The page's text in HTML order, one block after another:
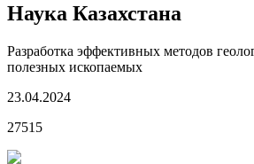
Наука Казахстана
Разработка эффективных методов
полезных ископаемых
23.04.2024
27515